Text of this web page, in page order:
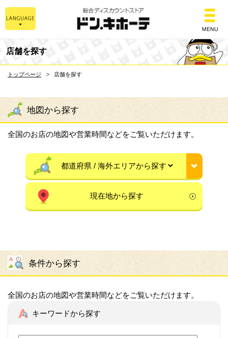
総合ディスカウント
店舗を探す
トップページ 店舗を探す
地図から探す
全国のお店の地図や営業時間などをご覧いただけます。
現在地から探す
条件から探す
全国のお店の地図や営業時間などをご覧いただけます。
キーワードから探す